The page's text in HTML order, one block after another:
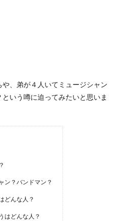
、弟が４人いてミュージシャン
いう噂に迫ってみたいと思いま
ン？バンドマン？
どんな人？
はどんな人？